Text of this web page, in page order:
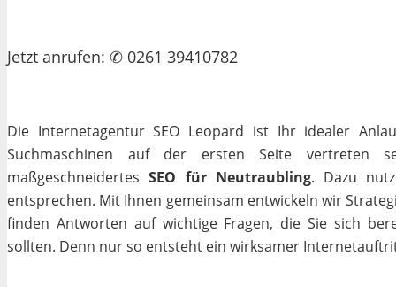
Jetzt anrufen: ✆ 0261 39410782
Die Internetagentur SEO Leopard ist Ihr idealer
Suchmaschinen auf der ersten Seite vertreten
maßgeschneidertesSEO für Neutraubling. Dazu
entsprechen. Mit Ihnen gemeinsam entwickeln wir
finden Antworten auf wichtige Fragen, die Sie sich
sollten. Denn nur so entsteht ein wirksamer